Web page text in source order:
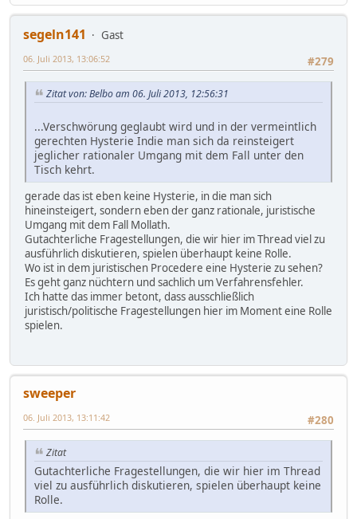
segeln141
Gast
#279
06. Juli 2013, 13:06:52
Zitat von: Belbo am 06. Juli 2013, 12:56:31
...Verschwörung geglaubt wird und in der vermeintlich
gerechten Hysterie Indie man sich da reinsteigert
jeglicher rationaler Umgang mit dem Fall unter den
Tisch kehrt.
gerade das ist eben keine Hysterie, in die man sich
hineinsteigert, sondern eben der ganz rationale, juristische
Umgang mit dem Fall Mollath.
Gutachterliche Fragestellungen, die wir hier im Thread viel zu
ausführlich diskutieren, spielen überhaupt keine Rolle.
Wo ist in dem juristischen Procedere eine Hysterie zu sehen?
Es geht ganz nüchtern und sachlich um Verfahrensfehler.
Ich hatte das immer betont, dass ausschließlich
juristisch/politische Fragestellungen hier im Moment eine Rolle
spielen.
sweeper
#280
06. Juli 2013, 13:11:42
Zitat
Gutachterliche Fragestellungen, die wir hier im Thread
viel zu ausführlich diskutieren, spielen überhaupt keine
Rolle.